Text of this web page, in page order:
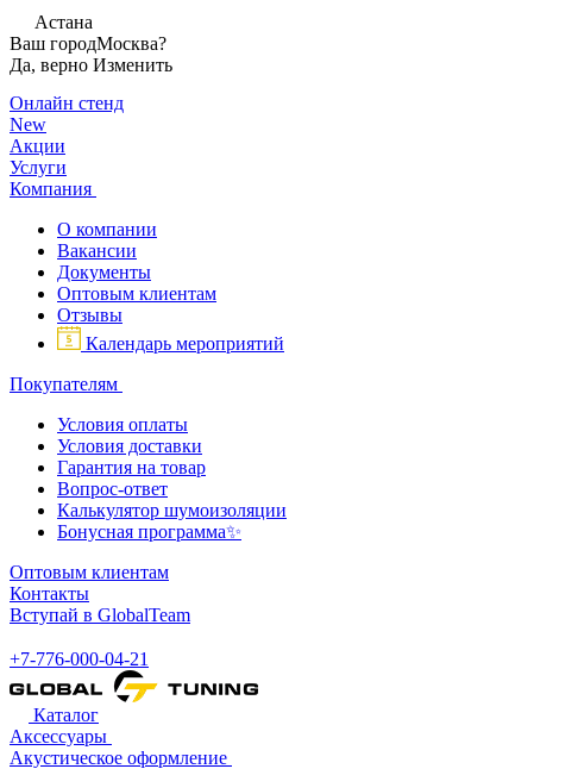
Астана
Ваш городМосква?
Да, верно Изменить
Онлайн стенд
New
Акции
Услуги
Компания
О компании
Вакансии
Документы
Оптовым клиентам
Отзывы
Календарь мероприятий
Покупателям
Условия оплаты
Условия доставки
Гарантия на товар
Вопрос-ответ
Калькулятор шумоизоляции
Бонусная программа✨
Оптовым клиентам
Контакты
Вступай в GlobalTeam
+7-776-000-04-21
Каталог
Аксессуары
Акустическое оформление